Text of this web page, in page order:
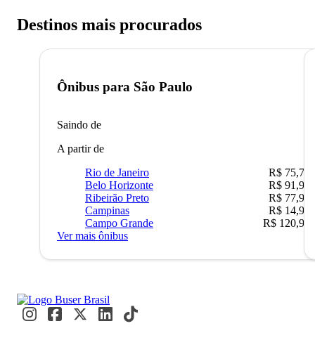
Destinos mais procurados
Ônibus para São Paulo
Saindo de
A partir de
Rio de Janeiro
R$ 75,77
Belo Horizonte
R$ 91,90
Ribeirão Preto
R$ 77,90
Campinas
R$ 14,90
Campo Grande
R$ 120,90
Ver mais ônibus